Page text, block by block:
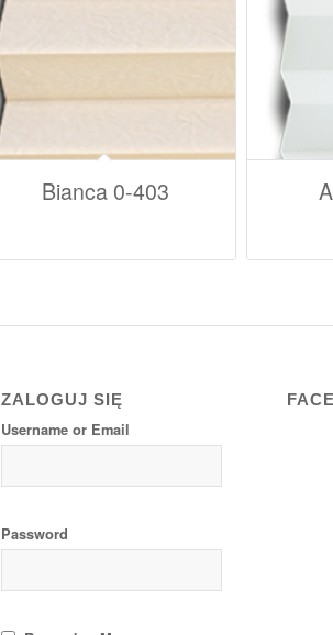
Bianca 0-403
ZALOGUJ SIĘ
Username or Email
Password